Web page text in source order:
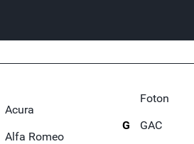
Acura
Alfa Romeo
Foton
G
GAC